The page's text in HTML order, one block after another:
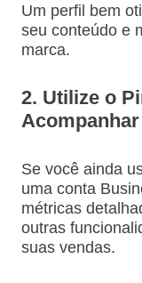
Um perfil bem
seu conteúdo e
marca.
2. Utilize o
Se você ainda
uma conta
métricas
outras
suas vendas.